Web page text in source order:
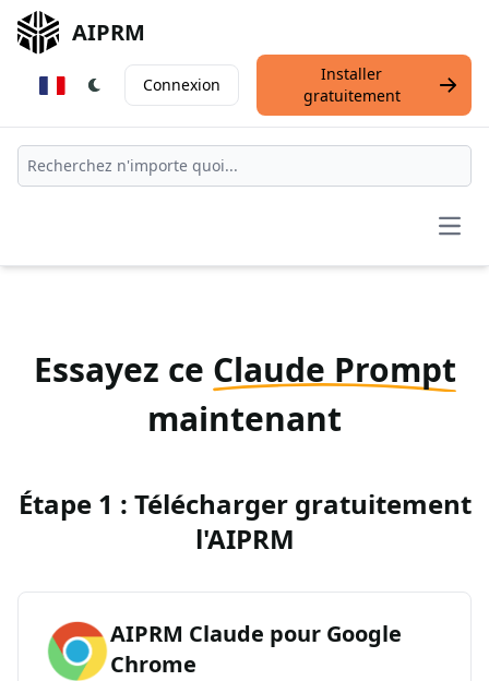
AIPRM
Connexion
Installer
gratuitement
Essayez ce Claude Prompt
maintenant
Étape 1 : Télécharger gratuitement
l'AIPRM
AIPRM Claude pour Google
Chrome